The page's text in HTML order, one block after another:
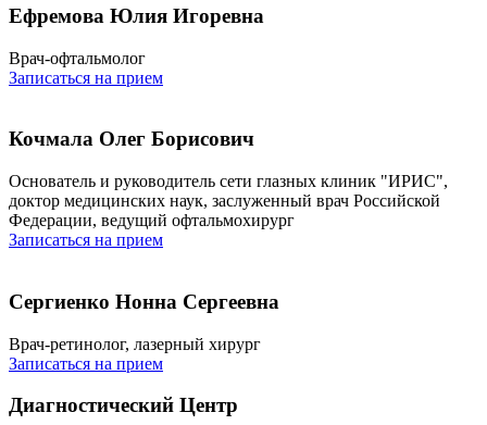
Ефремова Юлия Игоревна
Врач-офтальмолог
Записаться на прием
Кочмала Олег Борисович
Основатель и руководитель сети глазных клиник "ИРИС",
доктор медицинских наук, заслуженный врач Российской
Федерации, ведущий офтальмохирург
Записаться на прием
Сергиенко Нонна Сергеевна
Врач-ретинолог, лазерный хирург
Записаться на прием
Диагностический Центр